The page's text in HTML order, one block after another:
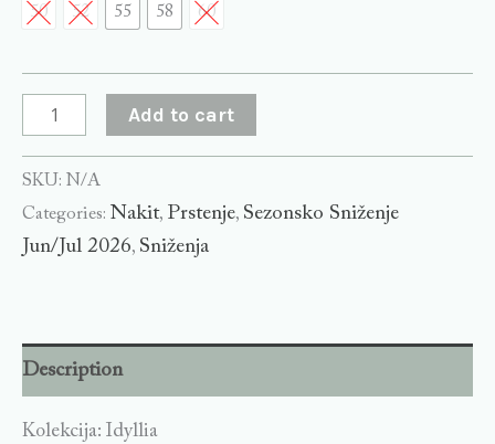
50 52 55 58 60
Add to cart
SKU: N/A
Categories: Nakit, Prstenje, Sezonsko Sniženje
Jun/Jul 2026, Sniženja
Description
Kolekcija: Idyllia